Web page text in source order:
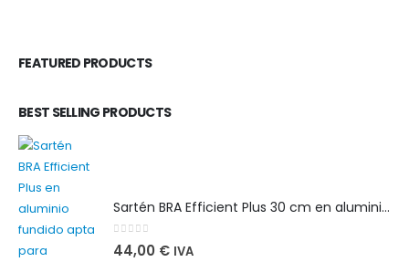
FEATURED PRODUCTS
BEST SELLING PRODUCTS
Sartén BRA Efficient Plus 30 cm en aluminio fundido apta para cualquier tipo de cocina
0out of 5
44,00 € IVA